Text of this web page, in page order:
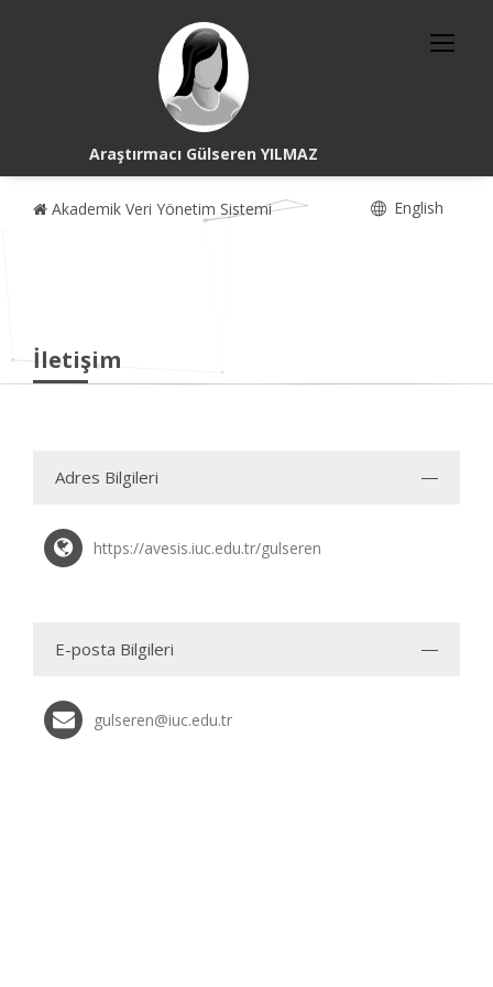
Araştırmacı Gülseren YILMAZ
Akademik Veri Yönetim Sistemi English
İletişim
Adres Bilgileri
https://avesis.iuc.edu.tr/gulseren
E-posta Bilgileri
gulseren@iuc.edu.tr